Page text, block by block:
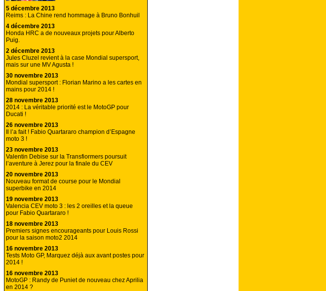
5 décembre 2013
Reims : La Chine rend hommage à Bruno Bonhuil
4 décembre 2013
Honda HRC a de nouveaux projets pour Alberto
Puig.
2 décembre 2013
Jules Cluzel revient à la case Mondial supersport,
mais sur une MV Agusta !
30 novembre 2013
Mondial supersport : Florian Marino a les cartes en
mains pour 2014 !
28 novembre 2013
2014 : La véritable priorité est le MotoGP pour
Ducati !
26 novembre 2013
Il l’a fait ! Fabio Quartararo champion d’Espagne
moto 3 !
23 novembre 2013
Valentin Debise sur la Transfiormers poursuit
l’aventure à Jerez pour la finale du CEV
20 novembre 2013
Nouveau format de course pour le Mondial
superbike en 2014
19 novembre 2013
Valencia CEV moto 3 : les 2 oreilles et la queue
pour Fabio Quartararo !
18 novembre 2013
Premiers signes encourageants pour Louis Rossi
pour la saison moto2 2014
16 novembre 2013
Tests Moto GP, Marquez déjà aux avant postes pour
2014 !
16 novembre 2013
MotoGP : Randy de Puniet de nouveau chez Aprilia
en 2014 ?